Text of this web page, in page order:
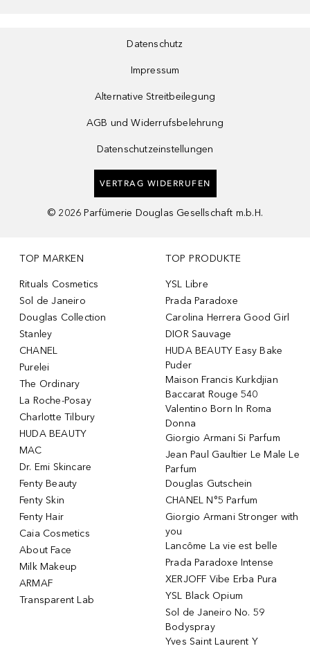
Datenschutz
Impressum
Alternative Streitbeilegung
AGB und Widerrufsbelehrung
Datenschutzeinstellungen
VERTRAG WIDERRUFEN
© 2026 Parfümerie Douglas Gesellschaft m.b.H.
TOP MARKEN
Rituals Cosmetics
Sol de Janeiro
Douglas Collection
Stanley
CHANEL
Purelei
The Ordinary
La Roche-Posay
Charlotte Tilbury
HUDA BEAUTY
MAC
Dr. Emi Skincare
Fenty Beauty
Fenty Skin
Fenty Hair
Caia Cosmetics
About Face
Milk Makeup
ARMAF
Transparent Lab
TOP PRODUKTE
YSL Libre
Prada Paradoxe
Carolina Herrera Good Girl
DIOR Sauvage
HUDA BEAUTY Easy Bake
Puder
Maison Francis Kurkdjian
Baccarat Rouge 540
Valentino Born In Roma
Donna
Giorgio Armani Si Parfum
Jean Paul Gaultier Le Male Le
Parfum
Douglas Gutschein
CHANEL N°5 Parfum
Giorgio Armani Stronger with
you
Lancôme La vie est belle
Prada Paradoxe Intense
XERJOFF Vibe Erba Pura
YSL Black Opium
Sol de Janeiro No. 59
Bodyspray
Yves Saint Laurent Y